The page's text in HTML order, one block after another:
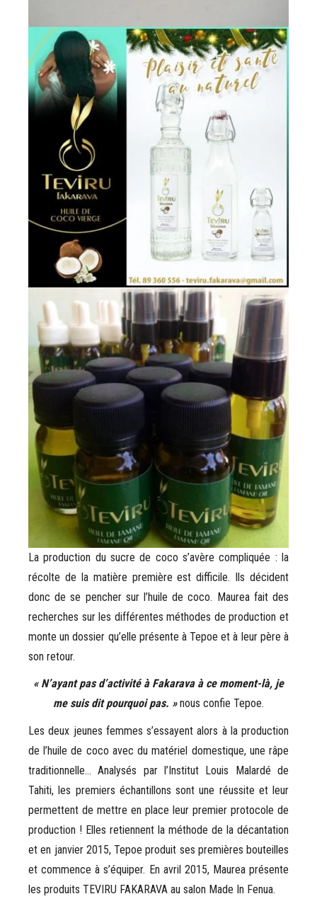
La production du sucre de coco s’avère compliquée : la
récolte de la matière première est difficile. Ils décident
donc de se pencher sur l’huile de coco. Maurea fait des
recherches sur les différentes méthodes de production et
monte un dossier qu’elle présente à Tepoe et à leur père à
son retour.
« N’ayant pas d’activité à Fakarava à ce moment-là, je
me suis dit pourquoi pas. »nous confie Tepoe.
Les deux jeunes femmes s’essayent alors à la production
de l’huile de coco avec du matériel domestique, une râpe
traditionnelle… Analysés par l’Institut Louis Malardé de
Tahiti, les premiers échantillons sont une réussite et leur
permettent de mettre en place leur premier protocole de
production ! Elles retiennent la méthode de la décantation
et en janvier 2015, Tepoe produit ses premières bouteilles
et commence à s’équiper. En avril 2015, Maurea présente
les produits TEVIRU FAKARAVA au salon Made In Fenua.